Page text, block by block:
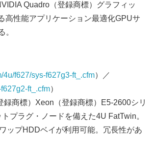
Quadro（登録商標）グラフィッ
高性能アプリケーション最適化GPUサ
。
4u/f627/sys-f627g3-ft_.cfm）／
ft_.cfm）
商標）Xeon（登録商標）E5-2600シリ
プラグ・ノードを備えた4U FatTwin。
ップHDDベイが利用可能。冗長性があ